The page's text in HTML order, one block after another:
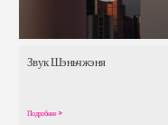
Звук Шэньчжэня
Подробнее >